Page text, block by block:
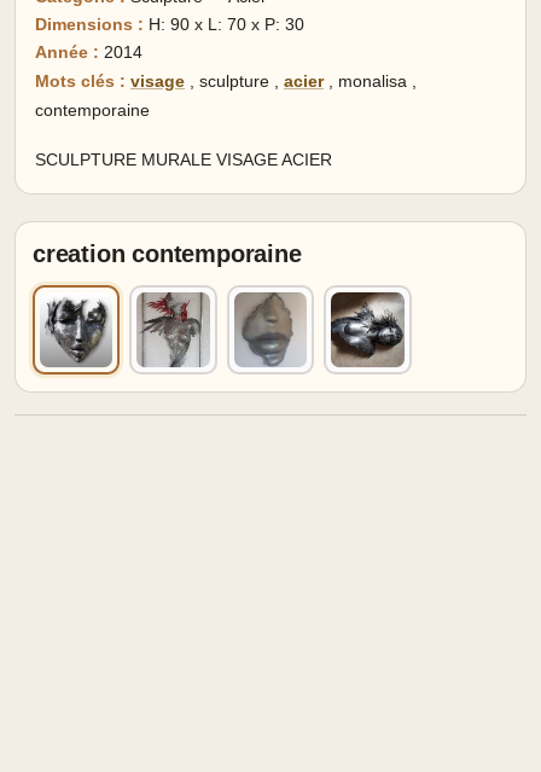
Dimensions : H: 90 x L: 70 x P: 30
Année : 2014
Mots clés : visage , sculpture , acier, monalisa ,
contemporaine
SCULPTURE MURALE VISAGE ACIER
creation contemporaine